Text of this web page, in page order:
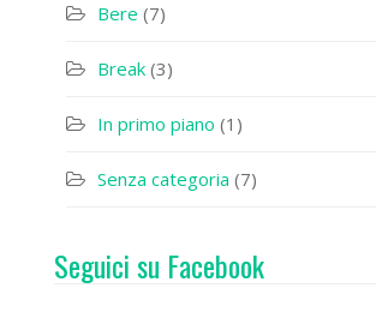
Bere (7)
Break (3)
In primo piano (1)
Senza categoria (7)
Seguici su Facebook